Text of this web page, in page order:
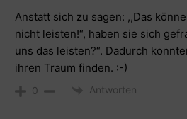
Anstatt sich zu sagen: ,,Das
nicht leisten!“, haben sie sich
uns das leisten?“. Dadurch
ihren Traum finden. :-)
0 Antworten